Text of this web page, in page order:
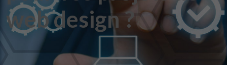
web design ?